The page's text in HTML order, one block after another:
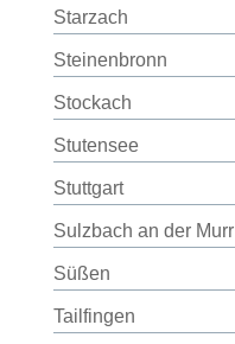
Starzach
Steinenbronn
Stockach
Stutensee
Stuttgart
Sulzbach an der Murr
Süßen
Tailfingen